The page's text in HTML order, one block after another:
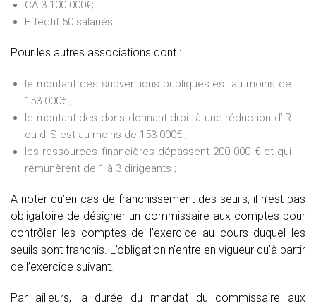
CA 3 100 000€;
Effectif 50 salariés.
Pour les autres associations dont :
le montant des subventions publiques est au moins de
153 000€ ;
le montant des dons donnant droit à une réduction d’IR
ou d’IS est au moins de 153 000€ ;
les ressources financières dépassent 200 000 € et qui
rémunèrent de 1 à 3 dirigeants ;
A noter qu’en cas de franchissement des seuils, il n’est pas
obligatoire de désigner un commissaire aux comptes pour
contrôler les comptes de l’exercice au cours duquel les
seuils sont franchis. L’obligation n’entre en vigueur qu’à partir
de l’exercice suivant.
Par ailleurs, la durée du mandat du commissaire aux